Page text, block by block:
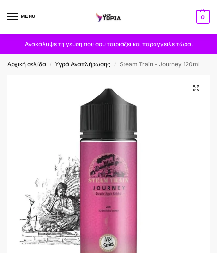
MENU 0
Ανακάλυψε τη γεύση που σου ταιριάζει και παράγγειλε τώρα.
Αρχική σελίδα / Υγρά Αναπλήρωσης / Steam Train – Journey 120ml